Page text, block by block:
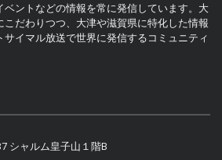
ベントなどの情報を常に発信しています。大
だわりつつ、大津や滋賀県に特化した情報
イマル放送で世界に発信するコミュニティ
シャルム皇子山１階B